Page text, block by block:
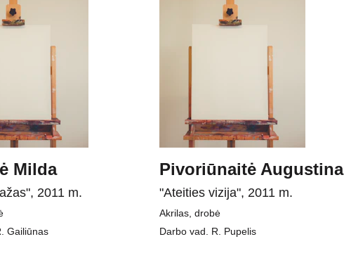
Milda
2011 m.
Gailiūnas
Pivoriūnaitė Augustina
"Ateities vizija", 2011 m.
Akrilas, drobė
Darbo vad. R. Pupelis